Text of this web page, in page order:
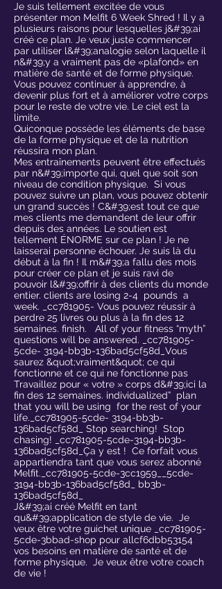
Je suis tellement excitée de vous
présenter mon Melfit 6 Week Shred ! Il y a
plusieurs raisons pour lesquelles j&#39;ai
créé ce plan. Je veux juste commencer
par utiliser l&#39;analogie selon laquelle il
n&#39;y a vraiment pas de «plafond» en
matière de santé et de forme physique.
Vous pouvez continuer à apprendre, à
devenir plus fort et à améliorer votre corps
pour le reste de votre vie. Le ciel est la
limite.
Quiconque possède les éléments de base
de la forme physique et de la nutrition
réussira mon plan.
Mes entraînements peuvent être effectués
par n&#39;importe qui, quel que soit son
niveau de condition physique. Si vous
pouvez suivre un plan, vous pouvez obtenir
un grand succès ! C&#39;est tout ce que
mes clients me demandent de leur offrir
depuis des années. Le soutien est
tellement ÉNORME sur ce plan ! Je ne
laisserai personne échouer. Je suis là du
début à la fin ! Il m&#39;a fallu des mois
pour créer ce plan et je suis ravi de
pouvoir l&#39;offrir à des clients du monde
entier. clients are losing 2-4 pounds a
week. _cc781905- Vous pouvez réussir à
perdre 25 livres ou plus à la fin des 12
semaines. finish. All of your fitness “myth”
questions will be answered. _cc781905-
5cde- 3194-bb3b-136bad5cf58d_Vous
saurez &quot;vraiment&quot; ce qui
fonctionne et ce qui ne fonctionne pas
Travaillez pour « votre » corps d&#39;ici la
fin des 12 semaines. individualized” plan
that you will be using for the rest of your
life._cc781905-5cde- 3194-bb3b-
136bad5cf58d_ Stop searching! Stop
chasing! _cc781905-5cde-3194-bb3b-
136bad5cf58d_Ça y est ! Ce forfait vous
appartiendra tant que vous serez abonné
Melfit._cc781905-5cde-3cc1959__5cde-
3194-bb3b-136bad5cf58d_ bb3b-
136bad5cf58d_
J&#39;ai créé Melfit en tant
qu&#39;application de style de vie. Je
veux être votre guichet unique _cc781905-
5cde-3bbad-shop pour allcf6dbb53154
vos besoins en matière de santé et de
forme physique. Je veux être votre coach
de vie !